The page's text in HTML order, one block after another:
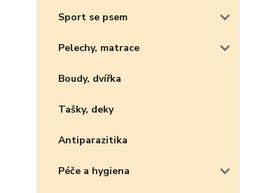
Sport se psem
Pelechy, matrace
Boudy, dvířka
Tašky, deky
Antiparazitika
Péče a hygiena